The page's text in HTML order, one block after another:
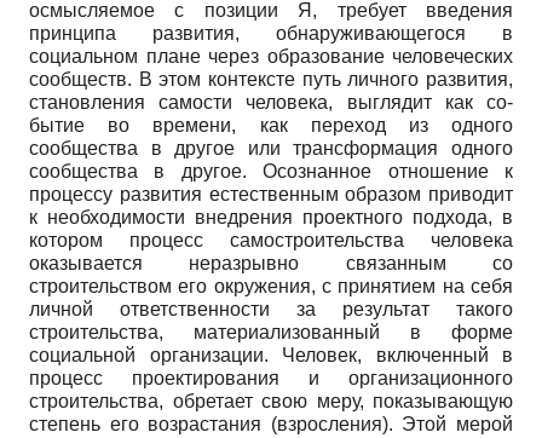
осмысляемое с позиции Я, требует введения
принципа развития, обнаруживающегося в
социальном плане через образование человеческих
сообществ. В этом контексте путь личного развития,
становления самости человека, выглядит как со-
бытие во времени, как переход из одного
сообщества в другое или трансформация одного
сообщества в другое. Осознанное отношение к
процессу развития естественным образом приводит
к необходимости внедрения проектного подхода, в
котором процесс самостроительства человека
оказывается неразрывно связанным со
строительством его окружения, с принятием на себя
личной ответственности за результат такого
строительства, материализованный в форме
социальной организации. Человек, включенный в
процесс проектирования и организационного
строительства, обретает свою меру, показывающую
степень его возрастания (взросления). Этой мерой